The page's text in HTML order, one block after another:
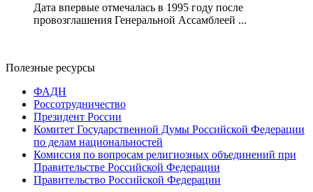
Дата впервые отмечалась в 1995 году после
провозглашения Генеральной Ассамблеей ...
Полезные ресурсы
ФАДН
Россотрудничество
Президент России
Комитет Государственной Думы Российской Федерации
по делам национальностей
Комиссия по вопросам религиозных объединений при
Правительстве Российской Федерации
Правительство Российской Федерации